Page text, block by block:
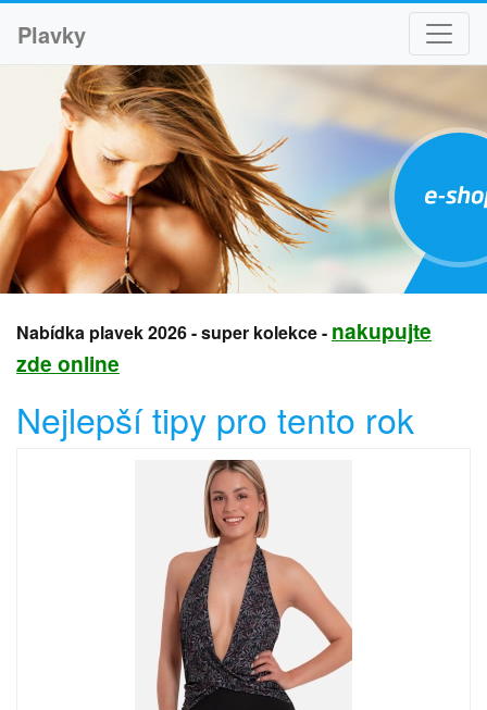
Plavky
Nabídka plavek 2026 - super kolekce - nakupujte
zde online
Nejlepší tipy pro tento rok